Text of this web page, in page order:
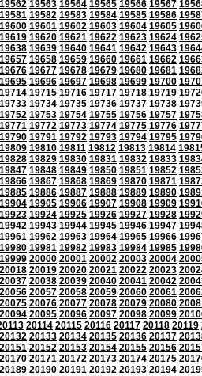
19562 19563 19564 19565 19566 19567
19581 19582 19583 19584 19585 19586
19600 19601 19602 19603 19604 19605
19619 19620 19621 19622 19623 19624
19638 19639 19640 19641 19642 19643
19657 19658 19659 19660 19661 19662
19676 19677 19678 19679 19680 19681
19695 19696 19697 19698 19699 19700
19714 19715 19716 19717 19718 19719
19733 19734 19735 19736 19737 19738
19752 19753 19754 19755 19756 19757
19771 19772 19773 19774 19775 19776
19790 19791 19792 19793 19794 19795
19809 19810 19811 19812 19813 19814
19828 19829 19830 19831 19832 19833
19847 19848 19849 19850 19851 19852
19866 19867 19868 19869 19870 19871
19885 19886 19887 19888 19889 19890
19904 19905 19906 19907 19908 19909
19923 19924 19925 19926 19927 19928
19942 19943 19944 19945 19946 19947
19961 19962 19963 19964 19965 19966
19980 19981 19982 19983 19984 19985
19999 20000 20001 20002 20003 20004
20018 20019 20020 20021 20022 20023
20037 20038 20039 20040 20041 20042
20056 20057 20058 20059 20060 20061
20075 20076 20077 20078 20079 20080
20094 20095 20096 20097 20098 20099
20114 20115 20116 20117 20118 20119
20132 20133 20134 20135 20136 20137
20151 20152 20153 20154 20155 20156
20170 20171 20172 20173 20174 20175
20189 20190 20191 20192 20193 20194